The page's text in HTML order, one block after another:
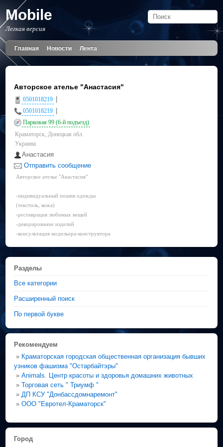
Mobile
Легкая версия
Главная Новости Лента
Авторское ателье "Анастасия"
0501018219
0501018219
Парковая 99 (6-й подъезд)
Краматорск, Донецкая обл.
Украина
Анастасия
Отправить сообщение
Авторское ателье "Анастасия"
-индивидуальный пошив одежды
(текстиль, кожа)
-реставрация любимых вещей
-декорирование изделий
-консультация модельера-конструктора
Разделы
Все категории
Расширенный поиск
По первой букве
Рекомендуем
» Краматорская городская общественная организация бывших
узников фашизма "Остарбайтэры"
»Animals. Центр красоты и здоровья домашних животных
»Торговая сеть " Триумф "
» ДП КСУ "Донбассдомнаремонт"
»ООО "Евротел-Краматорск"
Город